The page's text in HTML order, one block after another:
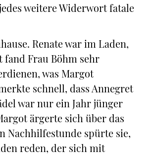
weitere Widerwort fatale
Renate war im Laden,
fand Frau Böhm sehr
was Margot
schnell, dass Annegret
war nur ein Jahr jünger
ärgerte sich über das
Nachhilfestunde spürte sie,
reden, der sich mit